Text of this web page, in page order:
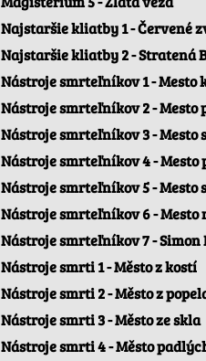
Najstaršie kliatby 1 - Červené
Najstaršie kliatby 2 - Stratená
Nástroje smrteľníkov 1 - Mesto
Nástroje smrteľníkov 2 - Mesto
Nástroje smrteľníkov 3 - Mesto
Nástroje smrteľníkov 4 -
Nástroje smrteľníkov 5 - Mesto
Nástroje smrteľníkov 6 - Mesto
Nástroje smrteľníkov 7 -
Nástroje smrti 1 - Město z kostí
Nástroje smrti 2 - Město z
Nástroje smrti 3 - Město ze skla
Nástroje smrti 4 - Město